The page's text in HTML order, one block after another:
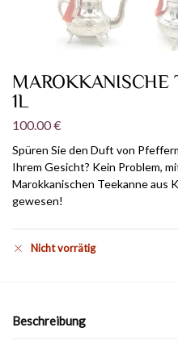
MAROKKANISCHE
1L
100.00€
Spüren Sie den Duft von
Ihrem Gesicht? Kein Problem,
Marokkanischen Teekanne aus
gewesen!
Nicht vorrätig
Beschreibung